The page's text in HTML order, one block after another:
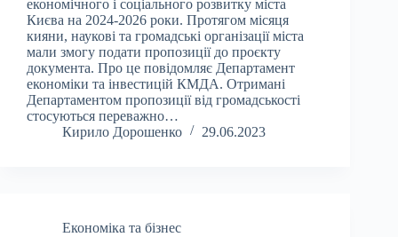
економічного і соціального розвитку міста
Києва на 2024-2026 роки. Протягом місяця
кияни, наукові та громадські організації міста
мали змогу подати пропозиції до проєкту
документа. Про це повідомляє Департамент
економіки та інвестицій КМДА. Отримані
Департаментом пропозиції від громадськості
стосуються переважно…
Кирило Дорошенко
29.06.2023
Економіка та бізнес